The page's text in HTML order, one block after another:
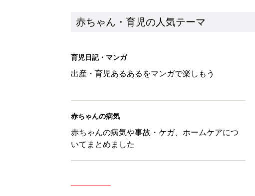
赤ちゃん・育児の人気テーマ
育児日記・マンガ
出産・育児あるあるをマンガで楽しもう
赤ちゃんの病気
赤ちゃんの病気や事故・ケガ、ホームケアにつ
いてまとめました